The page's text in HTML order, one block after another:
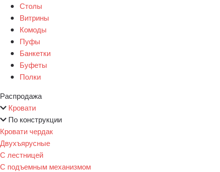
Столы
Витрины
Комоды
Пуфы
Банкетки
Буфеты
Полки
Распродажа
Кровати
По конструкции
Кровати чердак
Двухъярусные
С лестницей
С подъемным механизмом